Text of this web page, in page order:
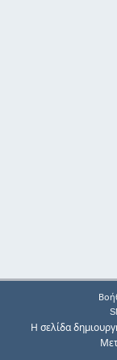
Η σελίδα